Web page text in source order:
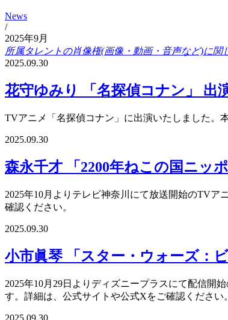
News
/
2025年9月
所属タレントの肖像権(画像・動画・音声など)に関
2025.09.30
花守ゆみり 「名探偵コナン」 出
TVアニメ「名探偵コナン」に出演いたしました。
2025.09.30
森永千才 「2200年ねこの国ニッ
2025年10月よりテレビ神奈川にて放送開始のTV
確認ください。
2025.09.30
小市眞琴 「スター・ウォーズ：
2025年10月29日よりディズニープラスにて配信開
す。詳細は、公式サイトや公式Xをご確認ください。
2025.09.30